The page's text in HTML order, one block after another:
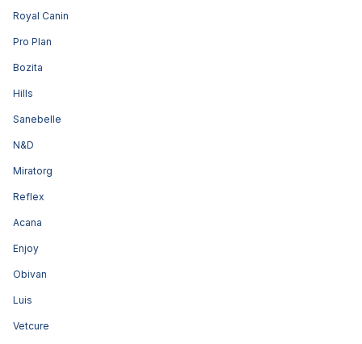
Royal Canin
Pro Plan
Bozita
Hills
Sanebelle
N&D
Miratorg
Reflex
Acana
Enjoy
Obivan
Luis
Vetcure